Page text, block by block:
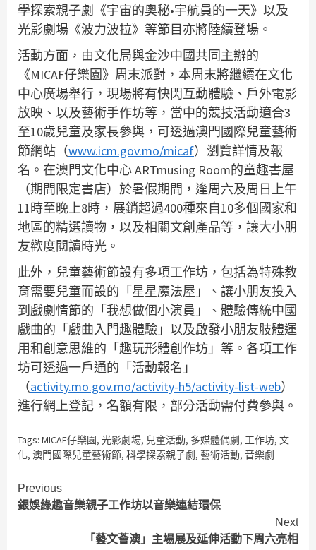
學探索親子劇《宇宙的奧秘•宇航員的一天》以及
光影劇場《波力波拉》等節目亦將陸續登場。
活動方面，由文化局與金沙中國共同主辦的
《MICAF仔樂園》周末派對，本周末將繼續在文化
中心廣場舉行，現場將有快閃互動體驗、戶外電影
放映、以及藝術手作坊等，當中的競技活動適合3
至10歲兒童及家長參與，可透過澳門國際兒童藝術
節網站（www.icm.gov.mo/micaf）瀏覽詳情及報
名。在澳門文化中心 ARTmusing Room的童趣書屋
（期間限定書店）於暑假期間，逢周六及周日上午
11時至晚上8時，展銷超過400種來自10多個國家和
地區的精選讀物，以及相關文創產品等，讓大小朋
友歡度閱讀時光。
此外，兒童藝術節設有多項工作坊，包括為特殊教
育需要兒童而設的「星星魔法屋」、讓小朋友投入
到戲劇情節的「我想做個小演員」、體驗傳統中國
戲曲的「戲曲入門趣體驗」以及啟發小朋友肢體運
用和創意思維的「趣玩形體創作坊」等。各項工作
坊可透過一戶通的「活動報名」
（activity.mo.gov.mo/activity-h5/activity-list-web）
進行網上登記，名額有限，部分活動需付費參與。
Tags: MICAF仔樂園, 光影劇場, 兒童活動, 多媒體偶劇, 工作坊, 文
化, 澳門國際兒童藝術節, 科學探索親子劇, 藝術活動, 音樂劇
Continue
Reading
Previous
銀娛綠趣音樂親子工作坊以音樂連結環保
Next
「藝文薈澳」主場展及延伸活動下周六亮相